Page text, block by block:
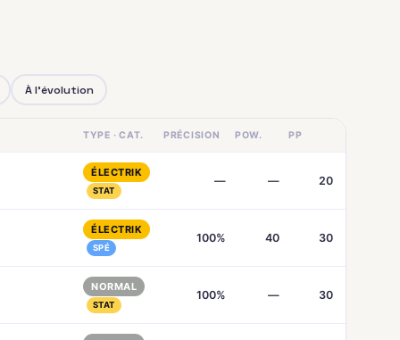
À l'évolution
TYPE · CAT. PRÉCISION POW. PP
ÉLECTRIK
STAT
— — 20
ÉLECTRIK
SPÉ
100% 40 30
NORMAL
STAT
100% — 30